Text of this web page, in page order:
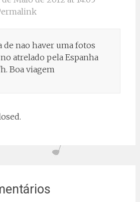
de nao haver uma fotos
atrelado pela Espanha
Boa viagem